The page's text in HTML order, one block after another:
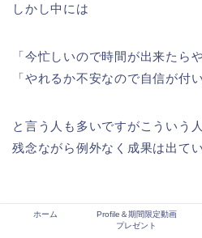
しかし中には
「今忙しいので時間が出来たら
「やれるか不安なので自信が付
と言う人も多いですがこういう
残念ながら例外なく成果は出て
ホーム
Profile＆期間限定動画
プレゼント